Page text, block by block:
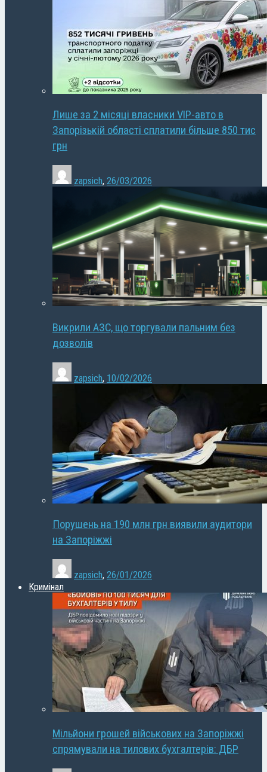
Лише за 2 місяці власники VIP-авто в
Запорізькій області сплатили більше 850 тис
грн
zapsich, 26/03/2026
Викрили АЗС, що торгували пальним без
дозволів
zapsich, 10/02/2026
Порушень на 190 млн грн виявили аудитори
на Запоріжжі
zapsich, 26/01/2026
Кримінал
Мільйони грошей військових на Запоріжжі
спрямували на тилових бухгалтерів: ДБР